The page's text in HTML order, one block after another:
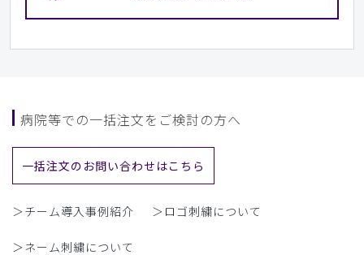
病院等での一括注文をご検討の方へ
一括注文のお問い合わせはこちら
＞チーム導入事例紹介 ＞ロゴ刺繍について
＞ネーム刺繍について